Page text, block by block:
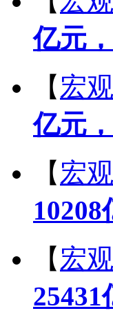
亿元
【 宏
亿元
【 宏
【 宏